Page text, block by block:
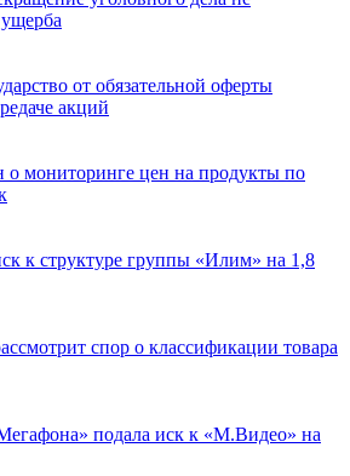
от обязательной оферты
акций
о мониторинге цен на продукты по
к структуре группы «Илим» на 1,8
спор о классификации товара
подала иск к «М.Видео» на